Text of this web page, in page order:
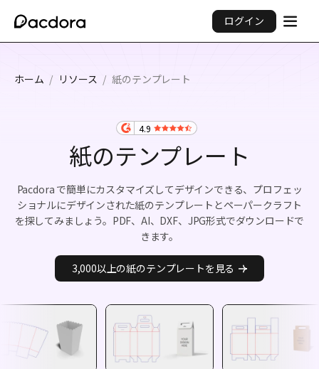
ログイン
ホーム / リソース / 紙のテンプレート
4.9
紙のテンプレート
Pacdora で簡単にカスタマイズしてデザインできる、プロフェッ
ショナルにデザインされた紙のテンプレートとペーパークラフト
を探してみましょう。PDF、AI、DXF、JPG形式でダウンロードで
きます。
3,000以上の紙のテンプレートを見る